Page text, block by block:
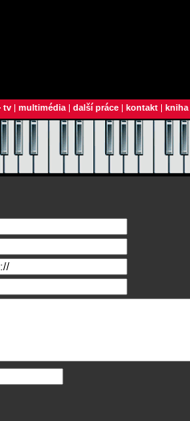
tv | multimédia | další práce | kontakt |